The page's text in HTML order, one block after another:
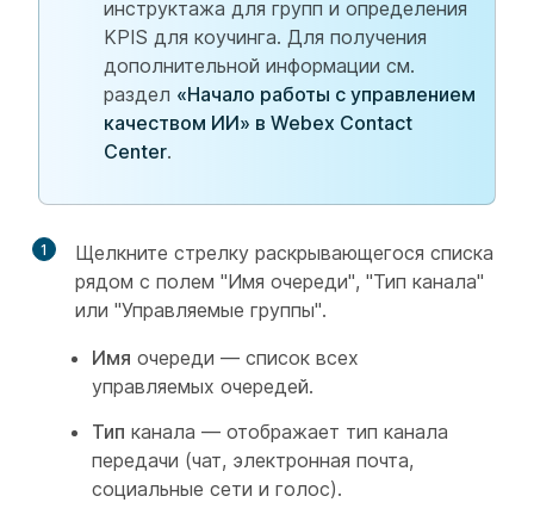
инструктажа для групп и определения
KPIS для коучинга. Для получения
дополнительной информации см.
раздел «Начало работы с управлением
качеством ИИ» в Webex Contact
Center.
1
Щелкните стрелку раскрывающегося списка
рядом с полем "Имя очереди", "Тип канала"
или "Управляемые группы".
Имя очереди — список всех
управляемых очередей.
Тип канала — отображает тип канала
передачи (чат, электронная почта,
социальные сети и голос).